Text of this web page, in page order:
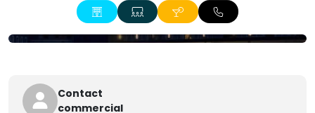
Contact
commercial